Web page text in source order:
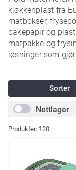
kjøkkenplast fra
matbokser,
bakepapir og
matpakke og
løsninger som
Nettlager
Produkter: 120
Sorter